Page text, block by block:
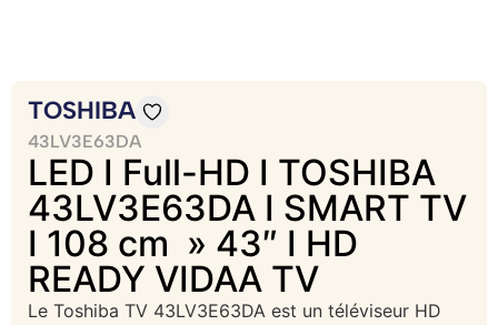
TOSHIBA
43LV3E63DA
LED I Full-HD I TOSHIBA
43LV3E63DA I SMART TV
I 108 cm » 43″ I HD
READY VIDAA TV
Le Toshiba TV 43LV3E63DA est un téléviseur HD